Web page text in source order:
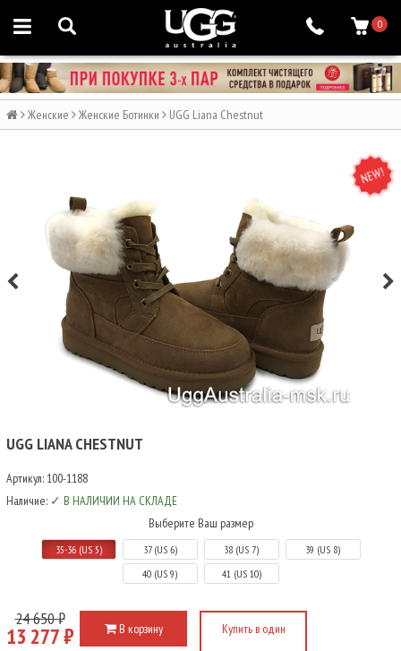
0
Женские Женские Ботинки UGG Liana Chestnut
NEW
UGG LIANA CHESTNUT
Артикул: 100-1188
Наличие: ✓ В НАЛИЧИИ НА СКЛАДЕ
Выберите Ваш размер
35-36 (US 5) 37 (US 6) 38 (US 7)
39 (US 8)
40 (US 9)
41 (US 10)
24 650 ₽
13 277 ₽ В корзину Купить в один